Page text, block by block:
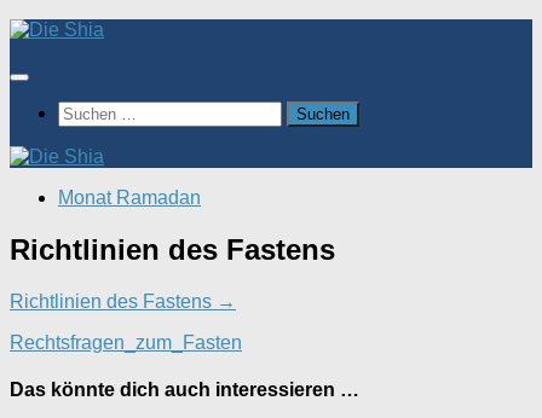
Zum
springen
Suchen
nach:
Monat Ramadan
Richtlinien des Fastens
Richtlinien des Fastens →
Rechtsfragen_zum_Fasten
Das könnte dich auch interessieren …